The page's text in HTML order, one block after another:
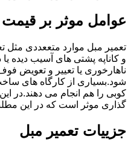
عوامل موثر بر قیمت
تعمیر مبل موارد متععددی
و کاناپه پشتی های آسیب دیده
ناهارخوری یا تعییر و تعویض
شود.بسیاری از کارگاه های
کوبی را هم انجام می دهند.در
گذاری موثر است که در این
جزییات تعمیر مبل